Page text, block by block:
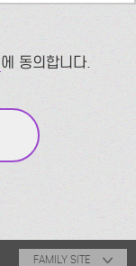
에 동의합니다.
FAMILY SITE